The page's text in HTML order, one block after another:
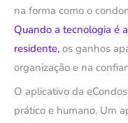
na forma como o
Quando a tecnologia é
residente, os ganhos
organização e na
O aplicativo da
prático e humano. Um